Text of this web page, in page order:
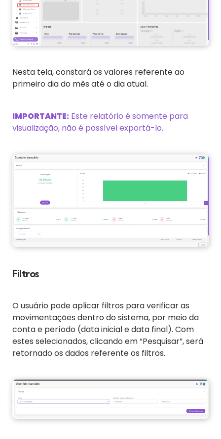
Nesta tela, constará os valores referente ao
primeiro dia do mês até o dia atual.
IMPORTANTE: Este relatório é somente para
visualização, não é possível exportá-lo.
Filtros
O usuário pode aplicar filtros para verificar as
movimentações dentro do sistema, por meio da
conta e período (data inicial e data final). Com
estes selecionados, clicando em “Pesquisar”, será
retornado os dados referente os filtros.